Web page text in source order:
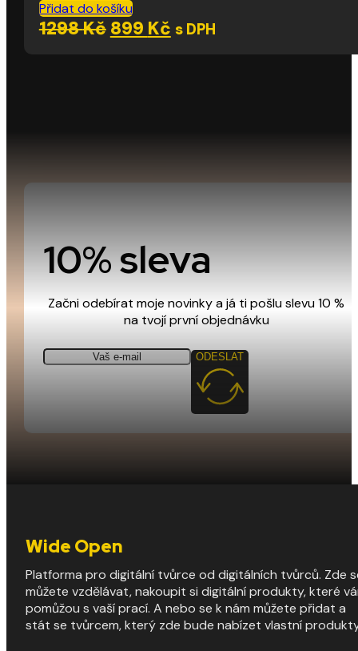
Přidat do košíku
1298Kč Původní
899 KčAktuální
s DPH
10% sleva
Začni odebírat moje novinky a já ti pošlu slevu 10 %
na tvojí první objednávku
ODESLAT
Wide Open
Platforma pro digitální tvůrce od digitálních tvůrců. Zde
můžete vzdělávat, nakoupit si digitální produkty, které
pomůžou s vaší prací. A nebo se k nám můžete přidat a
stát se tvůrcem, který zde bude nabízet vlastní